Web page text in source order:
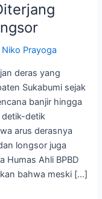
Niko Prayoga
deras yang
Sukabumi sejak
banjir hingga
detik-detik
arus derasnya
longsor juga
Humas Ahli BPBD
bahwa meski […]